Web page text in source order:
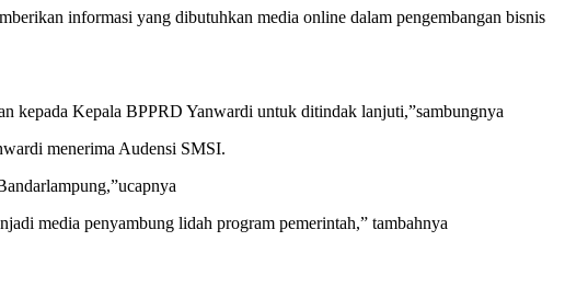
informasi yang dibutuhkan media online dalam pengembangan bisnis
kepada Kepala BPPRD Yanwardi untuk ditindak lanjuti,”sambungnya
menerima Audensi SMSI.
media penyambung lidah program pemerintah,” tambahnya